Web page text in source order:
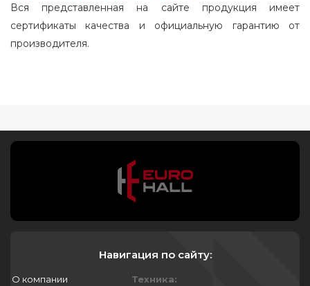
midea холодильник настройка
температуры
дисплей холодильника midea
холодильник midea как настроить
как настроить холодильник midea
Вся представленная на сайте продукция имеет
сертификаты качества и официальную гарантию от
производителя.
Навигация по сайту:
О компании
Техника: